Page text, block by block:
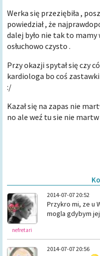
Werka się przeziębiła ,
powiedział , że
dalej było nie tak to mamy
osłuchowo czysto .
Przy okazji spytał się czy
kardiologa bo coś
:/
Kazał się na zapas nie
no ale weź tu sie nie martw
nefretari
2014-07-07 20:52
Przykro mi, ze u
mogla gdybym
2014-07-07 20:56